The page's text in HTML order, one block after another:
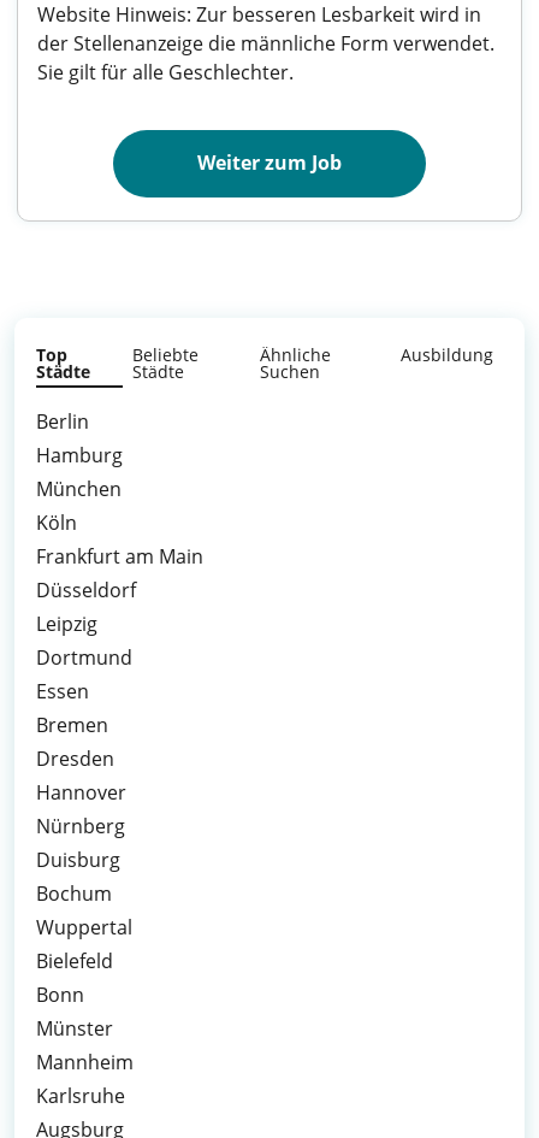
Website Hinweis: Zur besseren Lesbarkeit wird in
der Stellenanzeige die männliche Form verwendet.
Sie gilt für alle Geschlechter.
Weiter zum Job
Top
Städte
Beliebte
Städte
Ähnliche
Suchen
Ausbildung
Berlin
Hamburg
München
Köln
Frankfurt am Main
Düsseldorf
Leipzig
Dortmund
Essen
Bremen
Dresden
Hannover
Nürnberg
Duisburg
Bochum
Wuppertal
Bielefeld
Bonn
Münster
Mannheim
Karlsruhe
Augsburg